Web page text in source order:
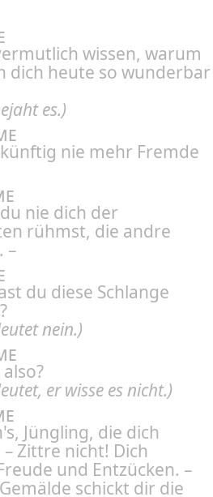
wissen, warum
dich heute so wunderbar
es.)
nie mehr Fremde
nie dich der
rühmst, die andre
–
du diese Schlange
nein.)
er wisse es nicht.)
Jüngling, die dich
Zittre nicht! Dich
und Entzücken. –
schickt dir die